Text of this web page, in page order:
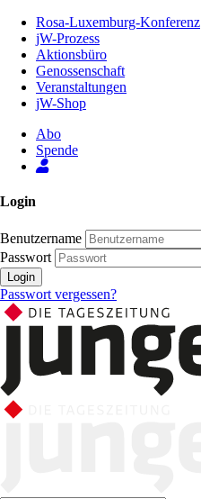
Inhalt
Seite
Rosa-Luxemburg-Konferenz
jW-Prozess
Aktionsbüro
Genossenschaft
Veranstaltungen
jW-Shop
Abo
Spende
Login
Benutzername
Passwort
Login
Passwort vergessen?